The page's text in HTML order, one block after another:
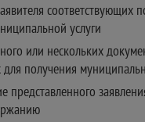
соответствующих
услуги
или нескольких
получения
представленного